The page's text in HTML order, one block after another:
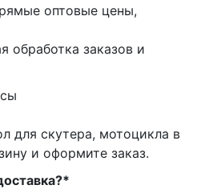
оптовые цены,
обработка заказов и
для скутера, мотоцикла в
и оформите заказ.